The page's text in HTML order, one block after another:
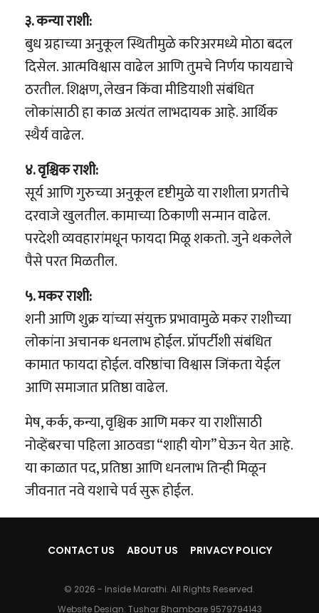
३. कन्या राशी:
बुध ग्रहाच्या अनुकूल स्थितीमुळे करिअरमध्ये मोठा बदल
दिसेल. आत्मविश्वास वाढेल आणि तुमचे निर्णय फायद्याचे
ठरतील. शिक्षण, लेखन किंवा मीडियाशी संबंधित
लोकांसाठी हा काळ अत्यंत लाभदायक आहे. आर्थिक
स्थैर्य वाढेल.
४. वृश्चिक राशी:
सूर्य आणि गुरुच्या अनुकूल दृष्टीमुळे या राशीला प्रगतीचे
दरवाजे खुलतील. कामाच्या ठिकाणी सन्मान वाढेल.
परदेशी व्यवहारांमधून फायदा मिळू शकतो. जुने थकलेले
पैसे परत मिळतील.
५. मकर राशी:
शनी आणि शुक्र यांच्या संयुक्त प्रभावामुळे मकर राशीच्या
लोकांना अचानक धनलाभ होईल. प्रॉपर्टीशी संबंधित
कामात फायदा होईल. वरिष्ठांचा विश्वास जिंकता येईल
आणि समाजात प्रतिष्ठा वाढेल.
मेष, कर्क, कन्या, वृश्चिक आणि मकर या राशींसाठी
नोव्हेंबरचा पहिला आठवडा “शाही योग” घेऊन येत आहे.
या काळात पद, प्रतिष्ठा आणि धनलाभ तिन्ही मिळून
जीवनात नवे यशाचे पर्व सुरू होईल.
CONTACT US ABOUT US PRIVACY POLICY
© 2026 - Inside Marathi. All Rights Reserved.
Website Design: Tushar Bhambare 9579794143